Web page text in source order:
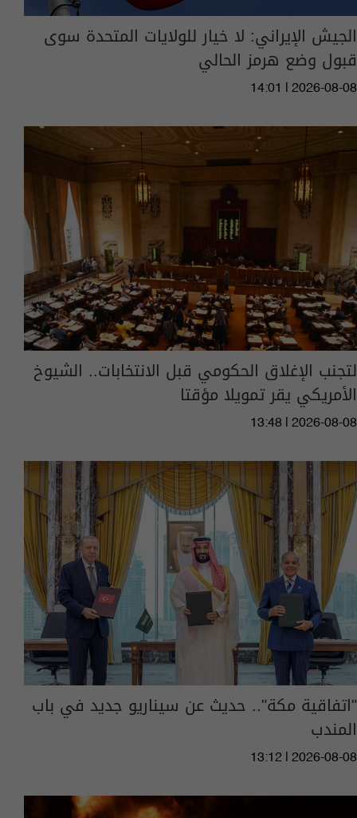
الجيش الإيراني: لا خيار للولايات المتحدة سوى
قبول وضع هرمز الحالي
14:01 | 2026-08-08
لتجنب الإغلاق الحكومي قبل الانتخابات.. الشيوخ
الأمريكي يقر تمويلا مؤقتا
13:48 | 2026-08-08
"اتفاقية مكة".. حديث عن سيناريو جديد في باب
المندب
13:12 | 2026-08-08